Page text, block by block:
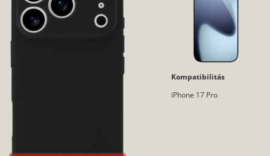
Kompatibilitás
iPhone 17 Pro